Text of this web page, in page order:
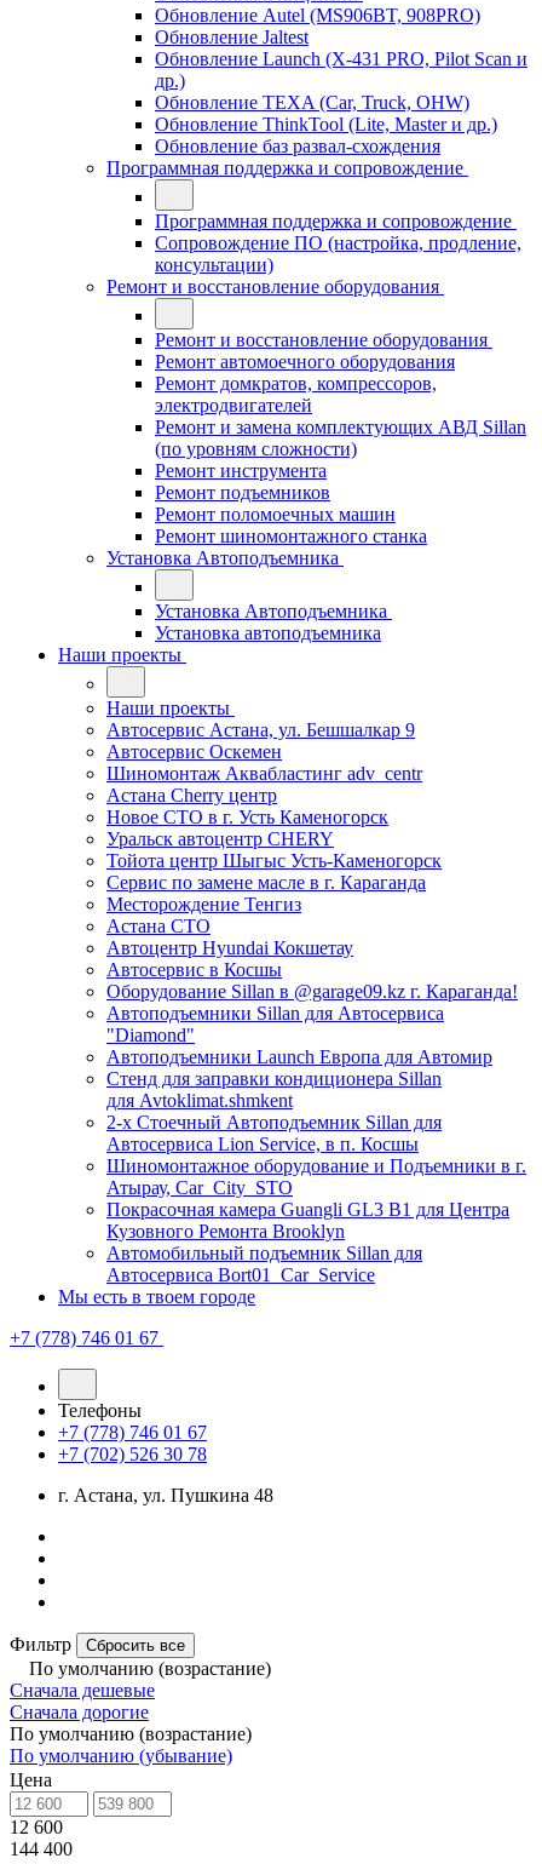
Обновление Autel (MS906BT, 908PRO)
Обновление Jaltest
Обновление Launch (X-431 PRO, Pilot Scan и
др.)
Обновление TEXA (Car, Truck, OHW)
Обновление ThinkTool (Lite, Master и др.)
Обновление баз развал-схождения
Программная поддержка и сопровождение
Программная поддержка и сопровождение
Сопровождение ПО (настройка, продление,
консультации)
Ремонт и восстановление оборудования
Ремонт и восстановление оборудования
Ремонт автомоечного оборудования
Ремонт домкратов, компрессоров,
электродвигателей
Ремонт и замена комплектующих АВД Sillan
(по уровням сложности)
Ремонт инструмента
Ремонт подъемников
Ремонт поломоечных машин
Ремонт шиномонтажного станка
Установка Автоподъемника
Установка Автоподъемника
Установка автоподъемника
Наши проекты
Наши проекты
Автосервис Астана, ул. Бешшалкар 9
Автосервис Оскемен
Шиномонтаж Аквабластинг adv_centr
Астана Cherry центр
Новое СТО в г. Усть Каменогорск
Уральск автоцентр CHERY
Тойота центр Шыгыс Усть-Каменогорск
Сервис по замене масле в г. Караганда
Месторождение Тенгиз
Астана СТО
Автоцентр Hyundai Кокшетау
Автосервис в Косшы
Оборудование Sillan в @garage09.kz г. Караганда!
Автоподъемники Sillan для Автосервиса
"Diamond"
Автоподъемники Launch Европа для Автомир
Стенд для заправки кондиционера Sillan
для Avtoklimat.shmkent
2-х Стоечный Автоподъемник Sillan для
Автосервиса Lion Service, в п. Косшы
Шиномонтажное оборудование и Подъемники в г.
Атырау, Car_City_STO
Покрасочная камера Guangli GL3 B1 для Центра
Кузовного Ремонта Brooklyn
Автомобильный подъемник Sillan для
Автосервиса Bort01_Car_Service
Мы есть в твоем городе
+7 (778) 746 01 67
Телефоны
+7 (778) 746 01 67
+7 (702) 526 30 78
г. Астана, ул. Пушкина 48
Фильтр Сбросить все
По умолчанию (возрастание)
Сначала дешевые
Сначала дорогие
По умолчанию (возрастание)
По умолчанию (убывание)
Цена
12 600
144 400